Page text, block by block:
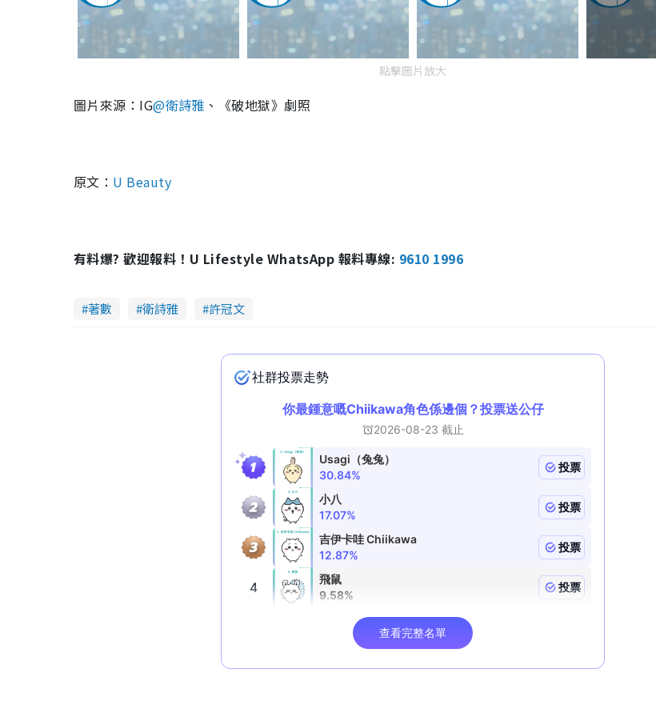
點擊圖片放大
圖片來源： IG@衛詩雅 、《破地獄》劇照
原文： U Beauty
有料爆? 歡迎報料！U Lifestyle WhatsApp 報料專線: 9610 1996
著數 衛詩雅 許冠文